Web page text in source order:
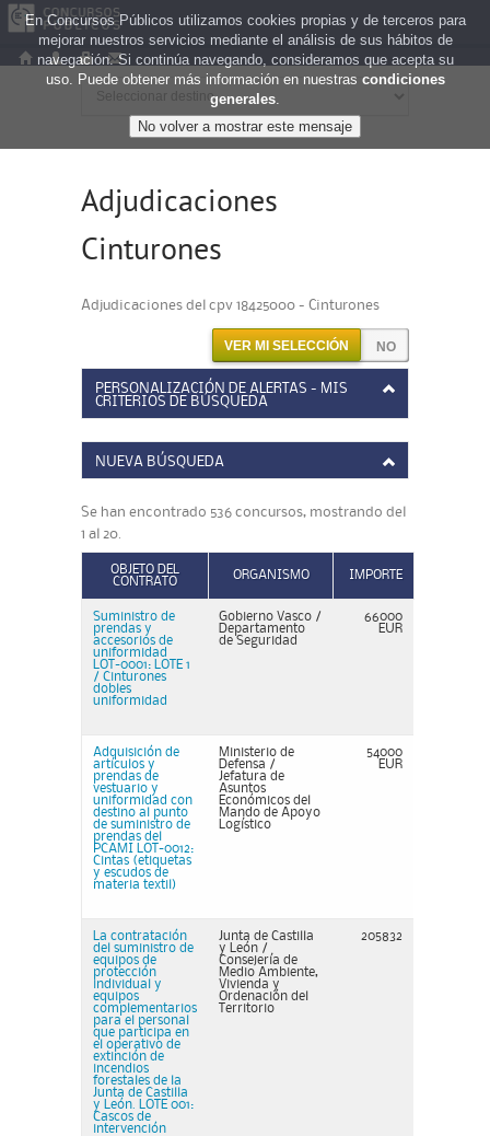
Adjudicaciones
Cinturones
Adjudicaciones del cpv 18425000 - Cinturones
VER MI SELECCIÓN
PERSONALIZACIÓN DE ALERTAS - MIS
CRITERIOS DE BÚSQUEDA
NUEVA BÚSQUEDA
Se han encontrado 536 concursos, mostrando del
1 al 20.
OBJETO DEL
CONTRATO
ORGANISMO IMPORTE
Suministro de
prendas y
accesorios de
uniformidad
LOT-0001: LOTE 1
/ Cinturones
dobles
uniformidad
Gobierno Vasco /
Departamento
de Seguridad
66000
EUR
Adquisición de
artículos y
prendas de
vestuario y
uniformidad con
destino al punto
de suministro de
prendas del
PCAMI LOT-0012:
Cintas (etiquetas
y escudos de
materia textil)
Ministerio de
Defensa /
Jefatura de
Asuntos
Económicos del
Mando de Apoyo
Logístico
54000
EUR
La contratación
del suministro de
equipos de
protección
individual y
equipos
complementarios
para el personal
que participa en
el operativo de
extinción de
incendios
forestales de la
Junta de Castilla
y León. LOTE 001:
Cascos de
intervención
Junta de Castilla
y León /
Consejería de
Medio Ambiente,
Vivienda y
Ordenación del
Territorio
205832
En Concursos Públicos utilizamos cookies propias y de terceros para
mejorar nuestros servicios mediante el análisis de sus hábitos de
navegación. Si continúa navegando, consideramos que acepta su
uso. Puede obtener más información en nuestras condiciones
generales.